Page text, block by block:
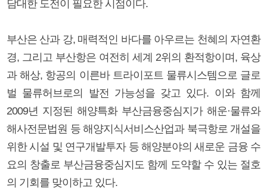
담대한 도전이 필요한 시점이다.
부산은 산과 강, 매력적인 바다를 아우르는 천혜의 자연환
경, 그리고 부산항은 여전히 세계 2위의 환적항이며, 육상
과 해상, 항공의 이른바 트라이포트 물류시스템으로 글로
벌 물류허브로의 발전 가능성을 갖고 있다. 이와 함께
2009년 지정된 해양특화 부산금융중심지가 해운·물류와
해사전문법원 등 해양지식서비스산업과 북극항로 개설을
위한 시설 및 연구개발투자 등 해양분야의 새로운 금융 수
요의 창출로 부산금융중심지도 함께 도약할 수 있는 절호
의 기회를 맞이하고 있다.